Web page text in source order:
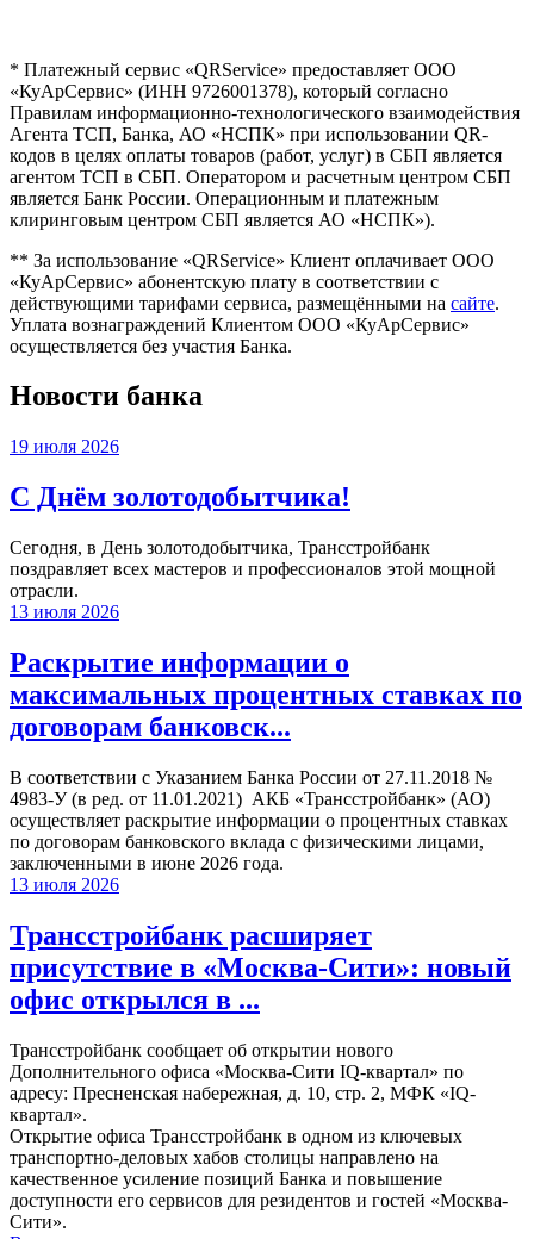
* Платежный сервис «QRService» предоставляет ООО
«КуАрСервис» (ИНН 9726001378), который согласно
Правилам информационно-технологического взаимодействия
Агента ТСП, Банка, АО «НСПК» при использовании QR-
кодов в целях оплаты товаров (работ, услуг) в СБП является
агентом ТСП в СБП. Оператором и расчетным центром СБП
является Банк России. Операционным и платежным
клиринговым центром СБП является АО «НСПК»).
** За использование «QRService» Клиент оплачивает ООО
«КуАрСервис» абонентскую плату в соответствии с
действующими тарифами сервиса, размещёнными на сайте.
Уплата вознаграждений Клиентом ООО «КуАрСервис»
осуществляется без участия Банка.
Новости банка
19 июля 2026
С Днём золотодобытчика!
Сегодня, в День золотодобытчика, Трансстройбанк
поздравляет всех мастеров и профессионалов этой мощной
отрасли.
13 июля 2026
Раскрытие информации о
максимальных процентных ставках по
договорам банковск...
В соответствии с Указанием Банка России от 27.11.2018 №
4983-У (в ред. от 11.01.2021) АКБ «Трансстройбанк» (АО)
осуществляет раскрытие информации о процентных ставках
по договорам банковского вклада с физическими лицами,
заключенными в июне 2026 года.
13 июля 2026
Трансстройбанк расширяет
присутствие в «Москва-Сити»: новый
офис открылся в ...
Трансстройбанк сообщает об открытии нового
Дополнительного офиса «Москва-Сити IQ-квартал» по
адресу: Пресненская набережная, д. 10, стр. 2, МФК «IQ-
квартал».
Открытие офиса Трансстройбанк в одном из ключевых
транспортно-деловых хабов столицы направлено на
качественное усиление позиций Банка и повышение
доступности его сервисов для резидентов и гостей «Москва-
Сити».